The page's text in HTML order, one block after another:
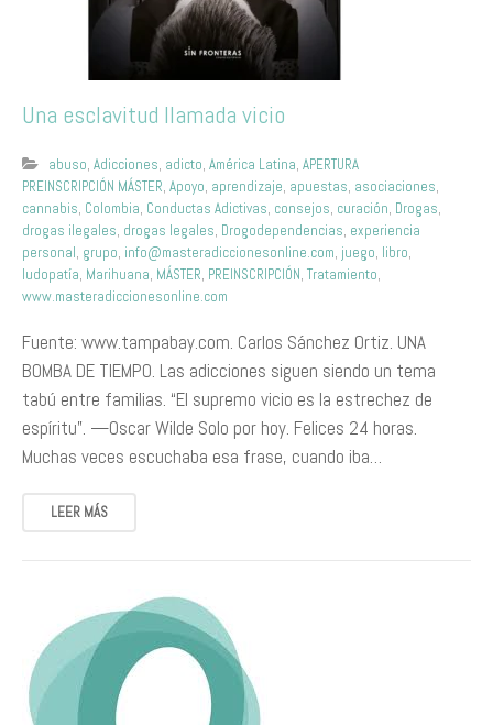
Una esclavitud llamada vicio
abuso, Adicciones, adicto, América Latina, APERTURA
PREINSCRIPCIÓN MÁSTER, Apoyo, aprendizaje, apuestas, asociaciones,
cannabis, Colombia, Conductas Adictivas, consejos, curación, Drogas,
drogas ilegales, drogas legales, Drogodependencias, experiencia
personal, grupo, info@masteradiccionesonline.com, juego, libro,
ludopatía, Marihuana, MÁSTER, PREINSCRIPCIÓN, Tratamiento,
www.masteradiccionesonline.com
Fuente: www.tampabay.com. Carlos Sánchez Ortiz. UNA
BOMBA DE TIEMPO. Las adicciones siguen siendo un tema
tabú entre familias. “El supremo vicio es la estrechez de
espíritu”. —Oscar Wilde Solo por hoy. Felices 24 horas.
Muchas veces escuchaba esa frase, cuando iba…
LEER MÁS